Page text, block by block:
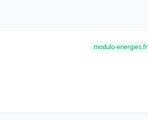
modulo-energies.fr